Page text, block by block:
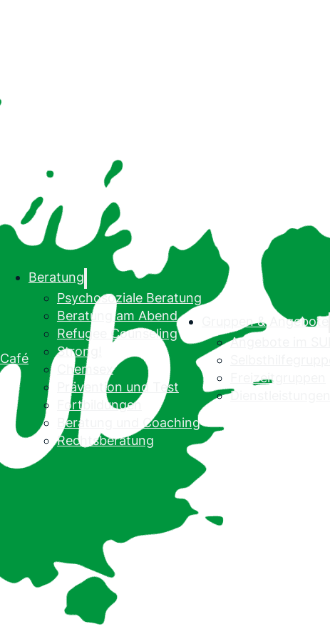
Café
Beratung
Psychosoziale Beratung
Beratung am Abend
Refugee Counseling
Strong!
Chemsex
Prävention und Test
Fortbildungen
Beratung und Coaching
Rechtsberatung
Gruppen & Angebote
Angebote im SUB
Freizeitgruppen
Dienstleistungen